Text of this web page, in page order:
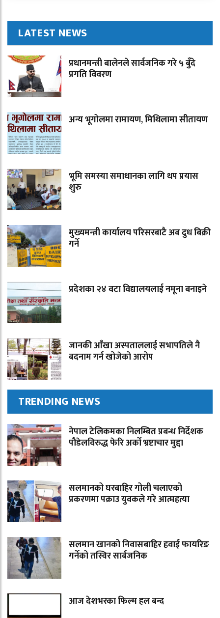
LATEST NEWS
प्रधानमन्त्री बालेनले सार्वजनिक गरे ५ बुँदे
प्रगति विवरण
अन्य भूगोलमा रामायण, मिथिलामा सीतायण
भूमि समस्या समाधानका लागि थप प्रयास
शुरु
मुख्यमन्त्री कार्यालय परिसरबाटै अब दुध बिक्री
गर्ने
प्रदेशका २४ वटा विद्यालयलाई नमूना बनाइने
जानकी आँखा अस्पताललाई सभापतिले नै
बदनाम गर्न खोजेको आरोप
TRENDING NEWS
नेपाल टेलिकमका निलम्बित प्रबन्ध निर्देशक
पौडेलविरुद्ध फेरि अर्को भ्रष्टाचार मुद्दा
सलमानको घरबाहिर गोली चलाएको
प्रकरणमा पक्राउ युवकले गरे आत्महत्या
सलमान खानको निवासबाहिर हवाई फायरिङ
गर्नेको तस्विर सार्बजनिक
आज देशभरका फिल्म हल बन्द